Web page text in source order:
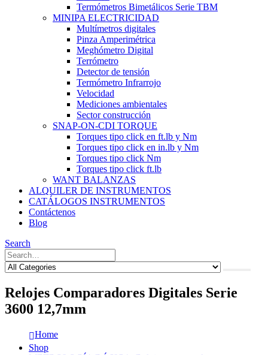
Termómetros Bimetálicos Serie TBM
MINIPA ELECTRICIDAD
Multímetros digitales
Pinza Amperimétrica
Meghómetro Digital
Terrómetro
Detector de tensión
Termómetro Infrarrojo
Velocidad
Mediciones ambientales
Sector construcción
SNAP-ON-CDI TORQUE
Torques tipo click en ft.lb y Nm
Torques tipo click en in.lb y Nm
Torques tipo click Nm
Torques tipo click ft.lb
WANT BALANZAS
ALQUILER DE INSTRUMENTOS
CATÁLOGOS INSTRUMENTOS
Contáctenos
Blog
Search
Relojes Comparadores Digitales Serie
3600 12,7mm
Home
Shop